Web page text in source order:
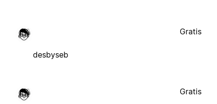
desbyseb
Gratis
Gratis